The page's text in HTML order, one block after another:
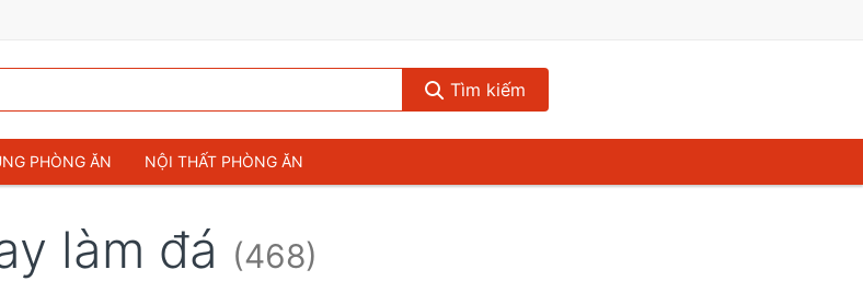
Tìm kiếm
PHÒNG ĂN NỘI THẤT PHÒNG ĂN
làm đá (468)